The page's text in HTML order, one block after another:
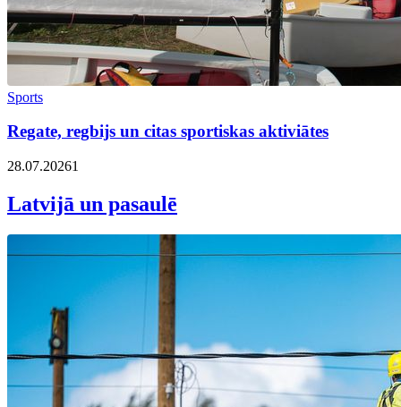
Sports
Regate, regbijs un citas sportiskas aktiviātes
28.07.20261
Latvijā un pasaulē